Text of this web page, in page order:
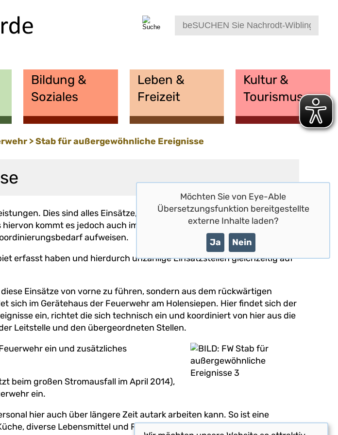
Möchten Sie von Eye-Able
Übersetzungsfunktion bereitgestellte
externe Inhalte laden?
Ja Nein
Bildung &
Soziales
Leben &
Freizeit
Kultur &
Tourismus
Stab für außergewöhnliche Ereignisse
Dies sind alles Einsätze, welche die Feuerwehr Nachrodt-
kommt es jedoch auch immer wieder zu größeren Unglücken
aufweisen.
erfasst haben und hierdurch unzählige Einsatzstellen gleichzeitig auf
Einsätze von vorne zu führen, sondern aus dem rückwärtigen
sich im Gerätehaus der Feuerwehr am Holensiepen. Hier findet sich der
ein, richtet die sich technisch ein und koordiniert von hier aus die
Leitstelle und den übergeordneten Stellen.
ein und zusätzliches
beim großen Stromausfall im April 2014),
ein.
hier auch über längere Zeit autark arbeiten kann. So ist eine
diverse Lebensmittel und Ruheliegen vorhanden.